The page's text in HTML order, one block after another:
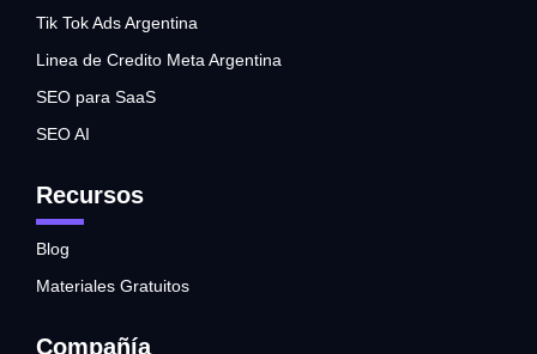
Tik Tok Ads Argentina
Linea de Credito Meta Argentina
SEO para SaaS
SEO AI
Recursos
Blog
Materiales Gratuitos
Compañía